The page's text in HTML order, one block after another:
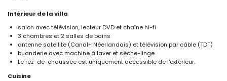
Intérieur de la villa
salon avec télévision, lecteur DVD et chaîne hi-fi
3 chambres et 2 salles de bains
antenne satellite (Canal+ Néerlandais) et télévision par câble (TDT)
buanderie avec machine à laver et sèche-linge
Le rez-de-chaussée est uniquement accessible de l'extérieur.
Cuisine